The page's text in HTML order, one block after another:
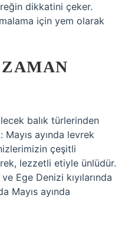
dikkatini çeker.
için yem olarak
balık türlerinden
Mayıs ayında levrek
çeşitli
lezzetli etiyle ünlüdür.
Ege Denizi kıyılarında
Mayıs ayında